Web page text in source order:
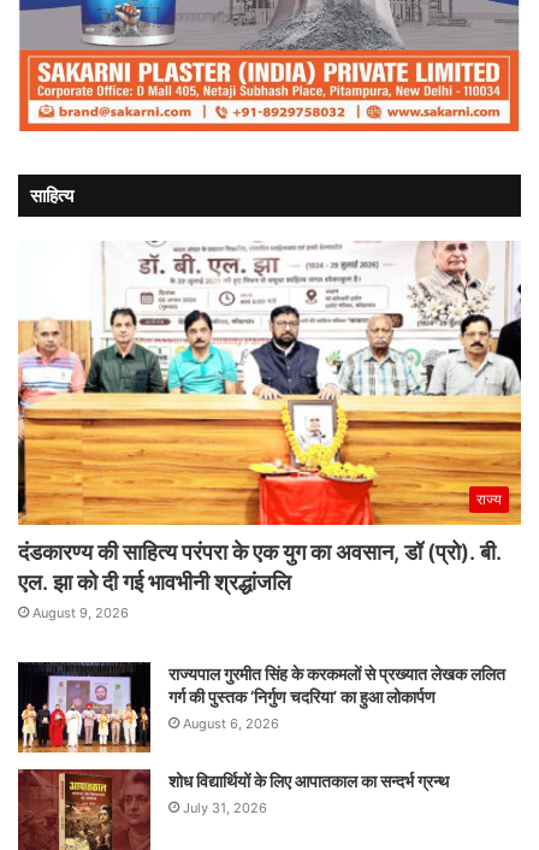
साहित्य
राज्य
दंडकारण्य की साहित्य परंपरा के एक युग का अवसान, डॉ (प्रो). बी.
एल. झा को दी गई भावभीनी श्रद्धांजलि
August 9, 2026
राज्यपाल गुरमीत सिंह के करकमलों से प्रख्यात लेखक ललित
गर्ग की पुस्तक ‘निर्गुण चदरिया’ का हुआ लोकार्पण
August 6, 2026
शोध विद्यार्थियों के लिए आपातकाल का सन्दर्भ ग्रन्थ
July 31, 2026